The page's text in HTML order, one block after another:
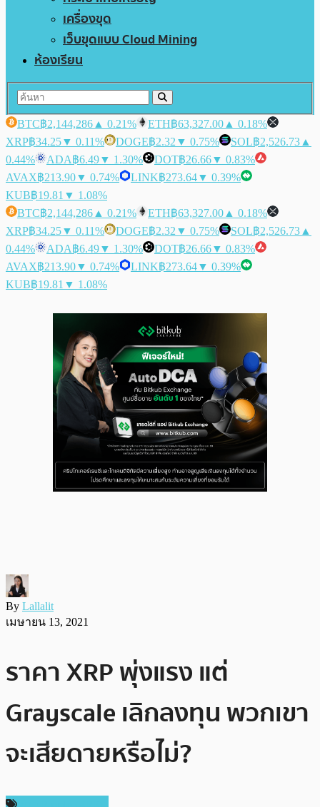
เครื่องขุด
เว็บขุดแบบ Cloud Mining
ห้องเรียน
BTC฿2,144,286 ▲ 0.21% ETH฿63,327.00 ▲ 0.18%
XRP฿34.25▼ 0.11% DOGE฿2.32 ▼ 0.75% SOL฿2,526.73 ▲
0.44%
ADA฿6.49▼ 1.30% DOT฿26.66▼ 0.83%
AVAX฿213.90▼ 0.74% LINK฿273.64▼ 0.39%
KUB฿19.81 ▼ 1.08%
BTC฿2,144,286 ▲ 0.21% ETH฿63,327.00 ▲ 0.18%
XRP฿34.25▼ 0.11% DOGE฿2.32 ▼ 0.75% SOL฿2,526.73 ▲
0.44%
ADA฿6.49▼ 1.30% DOT฿26.66▼ 0.83%
AVAX฿213.90▼ 0.74% LINK฿273.64▼ 0.39%
KUB฿19.81 ▼ 1.08%
By Lallalit
เมษายน 13, 2021
ราคา XRP พุ่งแรง แต่
Grayscale เลิกลงทุน พวกเขา
จะเสียดายหรือไม่?